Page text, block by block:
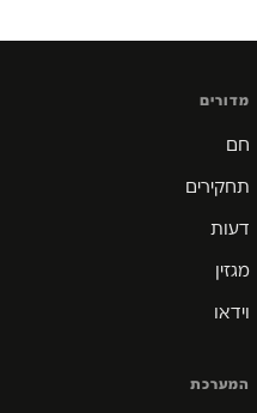
מדורים
חם
תחקירים
דעות
מגזין
וידאו
המערכת